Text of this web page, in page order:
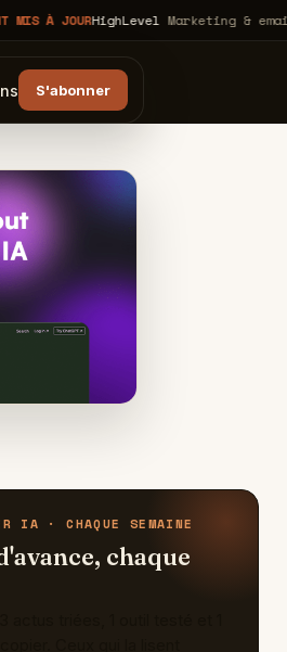
HighLevelMarketing & emailing
S'abonner
IA · CHAQUE SEMAINE
chaque